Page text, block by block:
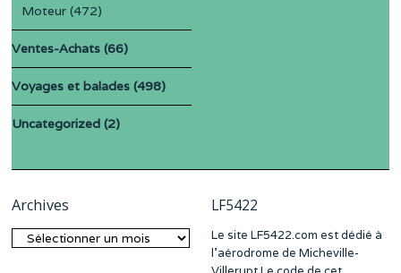
Moteur (472)
Ventes-Achats (66)
Voyages et balades (498)
Uncategorized (2)
Archives
Archives
LF5422
Le site LF5422.com est dédié à
l’aérodrome de Micheville-